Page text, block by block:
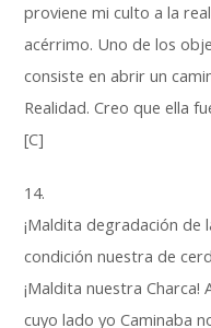
proviene mi culto a la
acérrimo. Uno de los
consiste en abrir un
Realidad. Creo que ella
[C]
14.
¡Maldita degradación de
condición nuestra de
¡Maldita nuestra Charca!
cuyo lado yo Caminaba